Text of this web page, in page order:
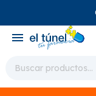
menu
close